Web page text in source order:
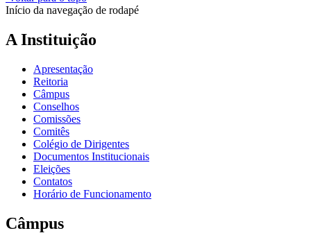
Início da navegação de rodapé
A Instituição
Apresentação
Reitoria
Câmpus
Conselhos
Comissões
Comitês
Colégio de Dirigentes
Documentos Institucionais
Eleições
Contatos
Horário de Funcionamento
Câmpus